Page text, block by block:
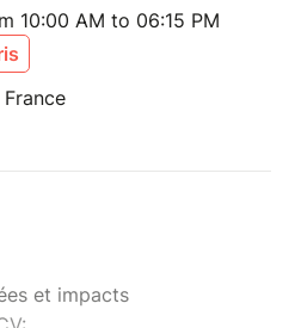
10:00 AM to 06:15 PM
et impacts